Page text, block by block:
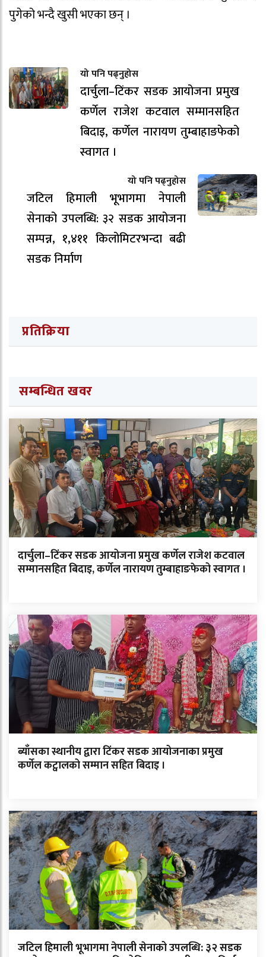
पुगेको भन्दै खुसी भएका छन् ।
यो पनि पढ्नुहोस
दार्चुला–टिंकर सडक आयोजना प्रमुख
कर्णेल राजेश कटवाल सम्मानसहित
बिदाइ, कर्णेल नारायण तुम्बाहाङफेको
स्वागत ।
यो पनि पढ्नुहोस
जटिल हिमाली भूभागमा नेपाली
सेनाको उपलब्धि: ३२ सडक आयोजना
सम्पन्न, १,४११ किलोमिटरभन्दा बढी
सडक निर्माण
प्रतिक्रिया
सम्बन्धित खवर
दार्चुला–टिंकर सडक आयोजना प्रमुख कर्णेल राजेश कटवाल
सम्मानसहित बिदाइ, कर्णेल नारायण तुम्बाहाङफेको स्वागत ।
ब्याँसका स्थानीय द्वारा टिंकर सडक आयोजनाका प्रमुख
कर्णेल कट्वालको सम्मान सहित बिदाइ ।
जटिल हिमाली भूभागमा नेपाली सेनाको उपलब्धि: ३२ सडक